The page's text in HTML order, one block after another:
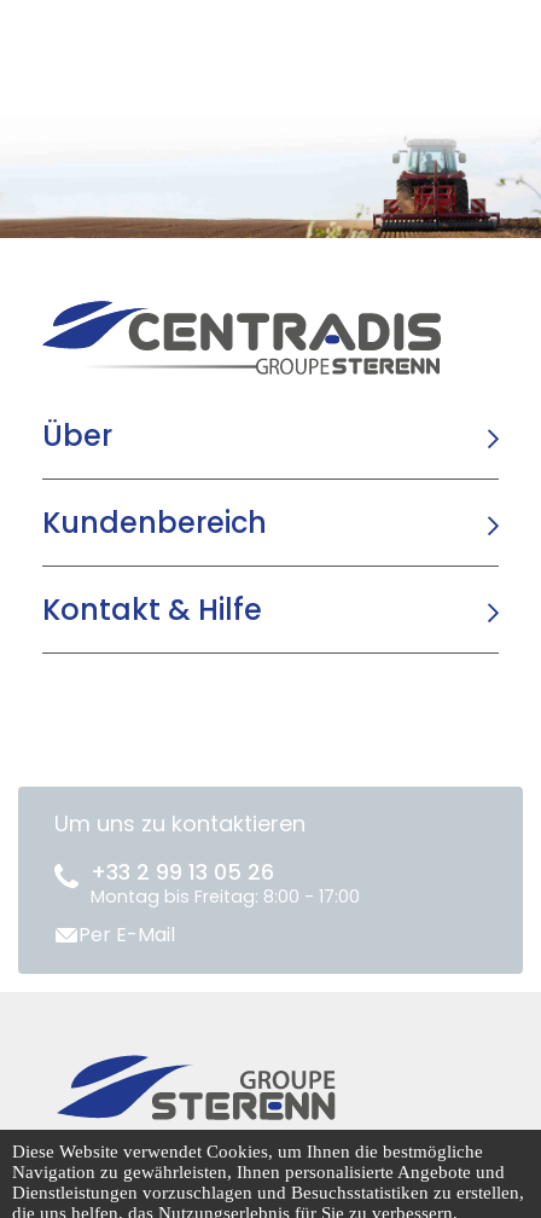
Über
Kundenbereich
Kontakt & Hilfe
Um uns zu kontaktieren
+33 2 99 13 05 26
Montag bis Freitag: 8:00 - 17:00
Per E-Mail
CENTRADIS © 2026
Diese Website verwendet Cookies, um Ihnen die bestmögliche
Navigation zu gewährleisten, Ihnen personalisierte Angebote und
Dienstleistungen vorzuschlagen und Besuchsstatistiken zu erstellen,
die uns helfen, das Nutzungserlebnis für Sie zu verbessern.